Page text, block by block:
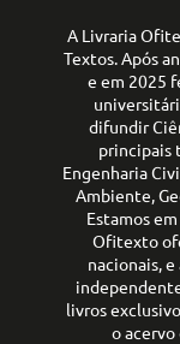
A Livraria
Textos. Após
e em 2025
difundir
principais
Engenharia
Ambiente,
Estamos
Ofitexto
nacionais,
livros
o